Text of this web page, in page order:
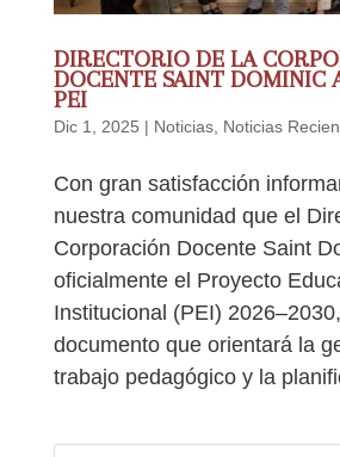
DIRECTORIO DE LA
DOCENTE SAINT DOMINIC
PEI
Dic 1, 2025 | Noticias, Noticias
Con gran satisfacción
nuestra comunidad que el
Corporación Docente Saint
oficialmente el Proyecto
Institucional (PEI)
documento que orientará la
trabajo pedagógico y la